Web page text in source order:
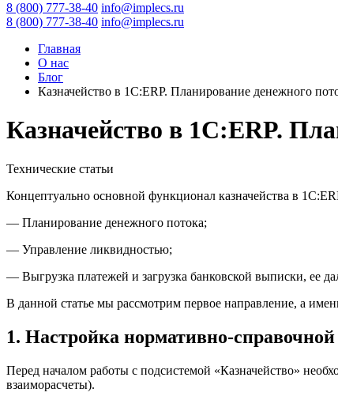
8 (800) 777-38-40 info@implecs.ru
8 (800) 777-38-40 info@implecs.ru
Главная
О нас
Блог
Казначейство в 1С:ERP. Планирование денежного
Казначейство в 1С:ERP.
Технические статьи
Концептуально основной функционал казначейства в
— Планирование денежного потока;
— Управление ликвидностью;
— Выгрузка платежей и загрузка банковской выписки, ее
В данной статье мы рассмотрим первое направление, а
1. Настройка нормативно-
Перед началом работы с подсистемой «Казначейство»
взаиморасчеты).